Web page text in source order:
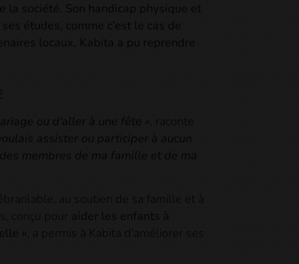
société. Son handicap physique et
études, comme c’est le cas de
locaux, Kabita a pu reprendre
ou d'aller à une fête », raconte
assister ou participer à aucun
membres de ma famille et de ma
au soutien de sa famille et à
conçu pour aider les enfants à
», a permis à Kabita d'améliorer ses